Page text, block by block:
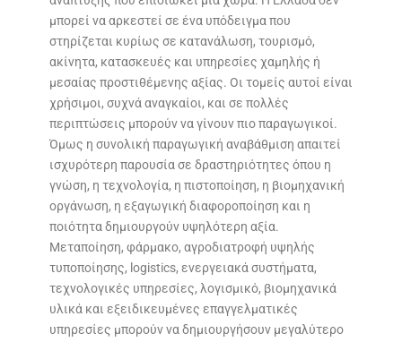
μπορεί να αρκεστεί σε ένα υπόδειγμα που
στηρίζεται κυρίως σε κατανάλωση, τουρισμό,
ακίνητα, κατασκευές και υπηρεσίες χαμηλής ή
μεσαίας προστιθέμενης αξίας. Οι τομείς αυτοί είναι
χρήσιμοι, συχνά αναγκαίοι, και σε πολλές
περιπτώσεις μπορούν να γίνουν πιο παραγωγικοί.
Όμως η συνολική παραγωγική αναβάθμιση απαιτεί
ισχυρότερη παρουσία σε δραστηριότητες όπου η
γνώση, η τεχνολογία, η πιστοποίηση, η βιομηχανική
οργάνωση, η εξαγωγική διαφοροποίηση και η
ποιότητα δημιουργούν υψηλότερη αξία.
Μεταποίηση, φάρμακο, αγροδιατροφή υψηλής
τυποποίησης, logistics, ενεργειακά συστήματα,
τεχνολογικές υπηρεσίες, λογισμικό, βιομηχανικά
υλικά και εξειδικευμένες επαγγελματικές
υπηρεσίες μπορούν να δημιουργήσουν μεγαλύτερο